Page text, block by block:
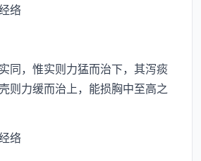
络
，惟实则力猛而治下，其泻痰
则力缓而治上，能损胸中至高之
络